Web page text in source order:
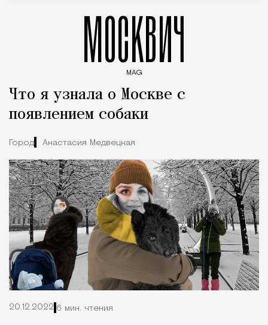
МОСКВИЧ
MAG
Что я узнала о Москве с
появлением собаки
Город Анастасия Медвецкая
20.12.2022 6 мин. чтения